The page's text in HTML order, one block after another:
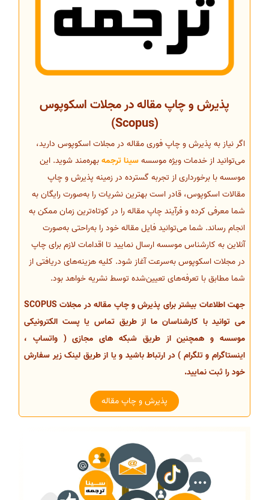
پذیرش و چاپ مقاله در مجلات اسکوپوس
(Scopus)
اگر نیاز به پذیرش و چاپ فوری مقاله در مجلات اسکوپوس دارید،
می‌توانید از خدمات ویژه موسسهسینا ترجمهبهره‌مند شوید. این
موسسه با برخورداری از تجربه گسترده در زمینه پذیرش و چاپ
مقالات اسکوپوس، قادر است بهترین نشریات را به‌صورت رایگان به
شما معرفی کرده و فرآیند چاپ مقاله را در کوتاه‌ترین زمان ممکن به
انجام رساند. شما می‌توانید فایل مقاله خود را به‌راحتی به‌صورت
آنلاین به کارشناس موسسه ارسال نمایید تا اقدامات لازم برای چاپ
در مجلات اسکوپوس به‌سرعت آغاز شود. کلیه هزینه‌های دریافتی از
شما مطابق با تعرفه‌های تعیین‌شده توسط نشریه خواهد بود.
جهت اطلاعات بیشتر برای پذیرش و چاپ مقاله در مجلات SCOPUS
می توانید با کارشناسان ما از طریق تماس یا پست الکترونیکی
موسسه و همچنین از طریق شبکه های مجازی ( واتساپ ،
اینستاگرام و تلگرام ) در ارتباط باشید و یا از طریق لینک زیر سفارش
خود را ثبت نمایید.
پذیرش و چاپ مقاله